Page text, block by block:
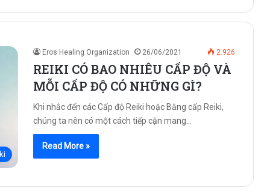
Eros Healing Organization 26/06/2021 2.926
REIKI CÓ BAO NHIÊU CẤP ĐỘ VÀ
MỖI CẤP ĐỘ CÓ NHỮNG GÌ?
Khi nhắc đến các Cấp độ Reiki hoặc Bằng cấp Reiki,
chúng ta nên có một cách tiếp cận mang…
Read More »